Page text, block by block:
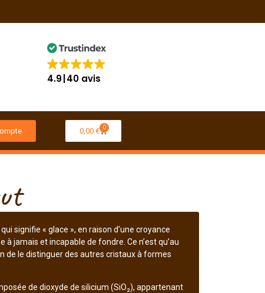
4.9 40 avis
0,00 € 0
qui signifie « glace », en raison d’une croyance
jamais et incapable de fondre. Ce n’est qu’au
de le distinguer des autres cristaux à formes
de dioxyde de silicium (SiO₂), appartenant